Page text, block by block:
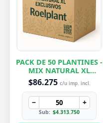
PACK DE 50 PLANTINES -
MIX NATURAL XL
EXCLUSIVOS
$86.275 c/u imp. incl.
− +
Sub: $4.313.750